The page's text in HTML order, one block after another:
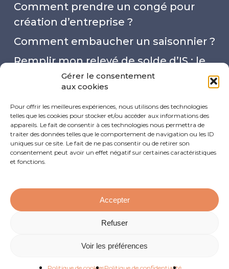
Gérer le consentement
aux cookies
Pour offrir les meilleures expériences, nous utilisons des technologies
telles que les cookies pour stocker et/ou accéder aux informations des
appareils. Le fait de consentir à ces technologies nous permettra de
traiter des données telles que le comportement de navigation ou les ID
uniques sur ce site. Le fait de ne pas consentir ou de retirer son
consentement peut avoir un effet négatif sur certaines caractéristiques
et fonctions.
Accepter
Refuser
Voir les préférences
Comment prendre un congé pour
création d’entreprise ?
Comment embaucher un saisonnier ?
Remplir mon relevé de solde d’IS : le
mode d’emploi
Quel est le taux de cotisations des
professions libérales en micro-
entreprise ?
site Internet :Rémi Veyret